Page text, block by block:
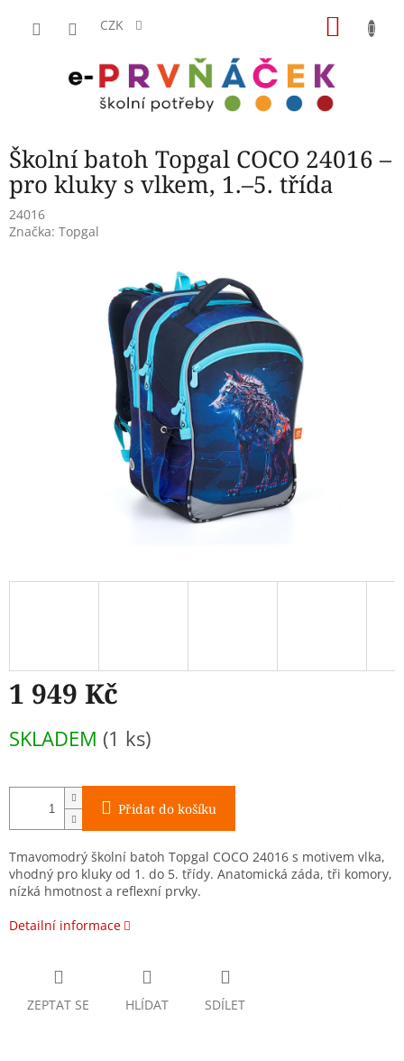
CZK
Školní batoh Topgal COCO 24016 –
pro kluky s vlkem, 1.–5. třída
24016
Značka: Topgal
1 949 Kč
cena:
SKLADEM (1 ks)
Přidat do košíku
Tmavomodrý školní batoh Topgal COCO 24016 s motivem vlka,
vhodný pro kluky od 1. do 5. třídy. Anatomická záda, tři komory,
nízká hmotnost a reflexní prvky.
Detailní informace
ZEPTAT SE HLÍDAT SDÍLET